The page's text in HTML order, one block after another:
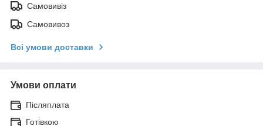
Самовивіз
Самовивоз
Всі умови доставки
Умови оплати
Післяплата
Готівкою